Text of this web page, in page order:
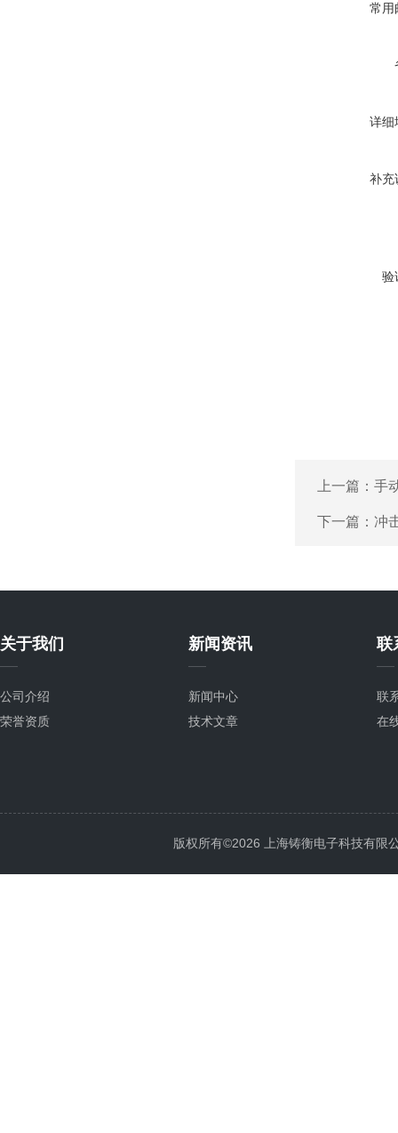
常用
详细
补充
验
上一篇： 手
下一篇： 冲
关于我们
公司介绍
荣誉资质
新闻资讯
新闻中心
技术文章
联
联
在
版权所有©2026 上海铸衡电子科技有